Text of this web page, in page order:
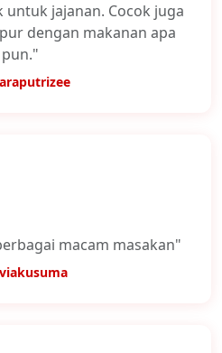
untuk jajanan. Cocok juga
dengan makanan apa
pun."
macam masakan"